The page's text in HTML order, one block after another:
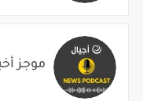
موجز أخبار